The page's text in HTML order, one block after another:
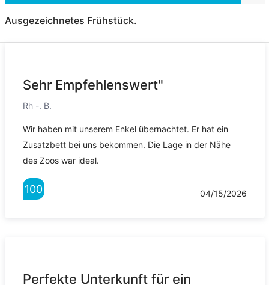
Ausgezeichnetes Frühstück.
Sehr Empfehlenswert"
Rh -. B.
Wir haben mit unserem Enkel übernachtet. Er hat ein
Zusatzbett bei uns bekommen. Die Lage in der Nähe
des Zoos war ideal.
100 04/15/2026
Perfekte Unterkunft für ein